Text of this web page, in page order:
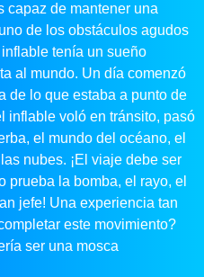
capaz de mantener una
de los obstáculos agudos
tenía un sueño
al mundo. Un día comenzó
de lo que estaba a punto de
inflable voló en tránsito, pasó
el mundo del océano, el
nubes. ¡El viaje debe ser
prueba la bomba, el rayo, el
jefe! Una experiencia tan
este movimiento?
ser una mosca